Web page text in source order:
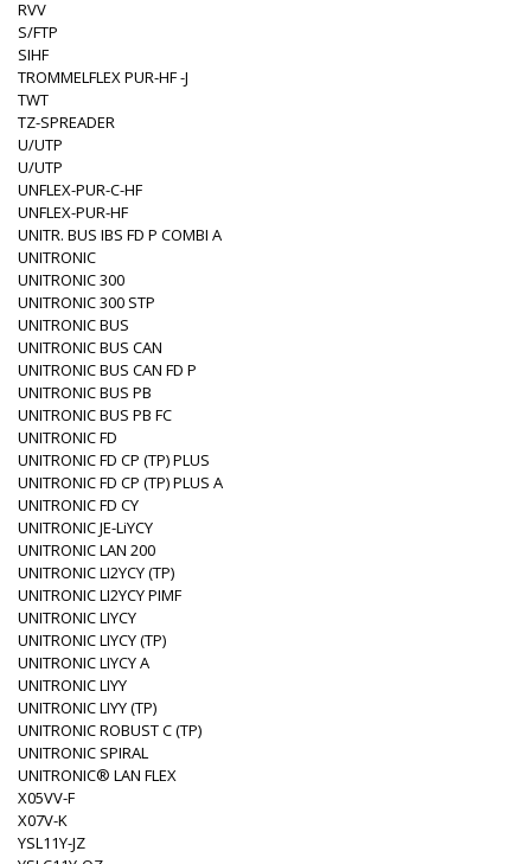
RVV
S/FTP
SIHF
TROMMELFLEX PUR-HF -J
TWT
TZ-SPREADER
U/UTP
U/UTP
UNFLEX-PUR-C-HF
UNFLEX-PUR-HF
UNITR. BUS IBS FD P COMBI A
UNITRONIC
UNITRONIC 300
UNITRONIC 300 STP
UNITRONIC BUS
UNITRONIC BUS CAN
UNITRONIC BUS CAN FD P
UNITRONIC BUS PB
UNITRONIC BUS PB FC
UNITRONIC FD
UNITRONIC FD CP (TP) PLUS
UNITRONIC FD CP (TP) PLUS A
UNITRONIC FD CY
UNITRONIC JE-LiYCY
UNITRONIC LAN 200
UNITRONIC LI2YCY (TP)
UNITRONIC LI2YCY PIMF
UNITRONIC LIYCY
UNITRONIC LIYCY (TP)
UNITRONIC LIYCY A
UNITRONIC LIYY
UNITRONIC LIYY (TP)
UNITRONIC ROBUST C (TP)
UNITRONIC SPIRAL
UNITRONIC® LAN FLEX
X05VV-F
X07V-K
YSL11Y-JZ